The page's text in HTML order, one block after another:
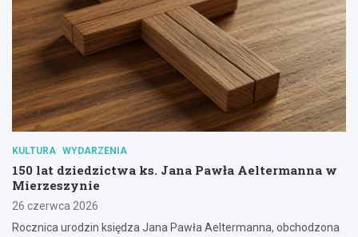
KULTURA WYDARZENIA
150 lat dziedzictwa ks. Jana Pawła Aeltermanna w
Mierzeszynie
26 czerwca 2026
Rocznica urodzin księdza Jana Pawła Aeltermanna, obchodzona